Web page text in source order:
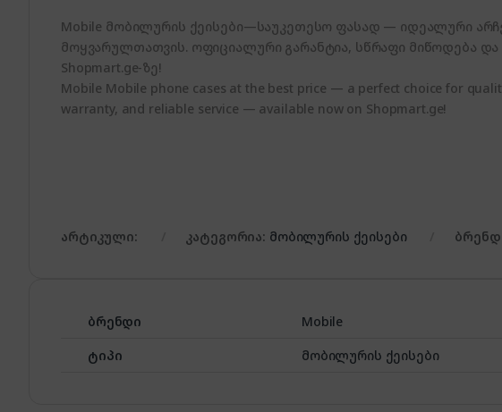
Mobile მობილურის ქეისები—საუკეთესო ფასად — იდეალური
მოყვარულთათვის. ოფიციალური გარანტია, სწრაფი მიწოდება
Shopmart.ge-ზე!
Mobile Mobile phone cases at the best price — a perfect choice for
warranty, and reliable service — available now on Shopmart.ge!
არტიკული: კატეგორია: მობილურის ქეისები
ბრენდი
Mobile
ტიპი
მობილურის ქეისები